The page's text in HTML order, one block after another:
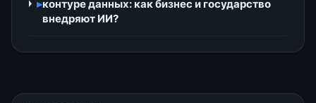
▸контуре данных: как бизнес и государство
внедряют ИИ?